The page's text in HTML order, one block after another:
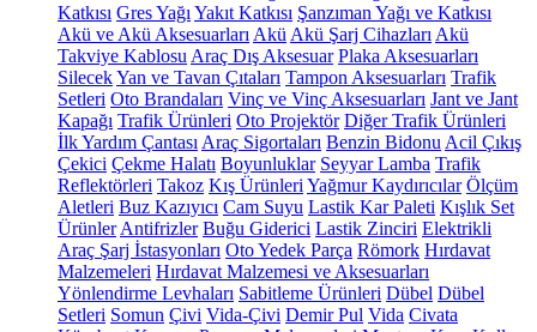
Katkısı Gres Yağı Yakıt Katkısı Şanzıman Yağı ve Katkısı
Akü ve Akü Aksesuarları Akü Akü Şarj Cihazları Akü
Takviye Kablosu Araç Dış Aksesuar Plaka Aksesuarları
SilecekYan ve Tavan Çıtaları Tampon Aksesuarları Trafik
Setleri Oto Brandaları Vinç ve Vinç Aksesuarları Jant ve Jant
Kapağı Trafik Ürünleri Oto Projektör Diğer Trafik Ürünleri
İlk Yardım Çantası Araç Sigortaları Benzin Bidonu Acil Çıkış
Çekici Çekme Halatı Boyunluklar Seyyar Lamba Trafik
Reflektörleri Takoz Kış Ürünleri Yağmur Kaydırıcılar Ölçüm
Aletleri Buz Kazıyıcı Cam Suyu Lastik Kar Paleti Kışlık Set
Ürünler Antifrizler Buğu Giderici Lastik Zinciri Elektrikli
Araç Şarj İstasyonları Oto Yedek Parça Römork Hırdavat
Malzemeleri Hırdavat Malzemesi ve Aksesuarları
Yönlendirme Levhaları Sabitleme Ürünleri Dübel Dübel
Setleri Somun Çivi Vida-Çivi Demir Pul Vida Civata